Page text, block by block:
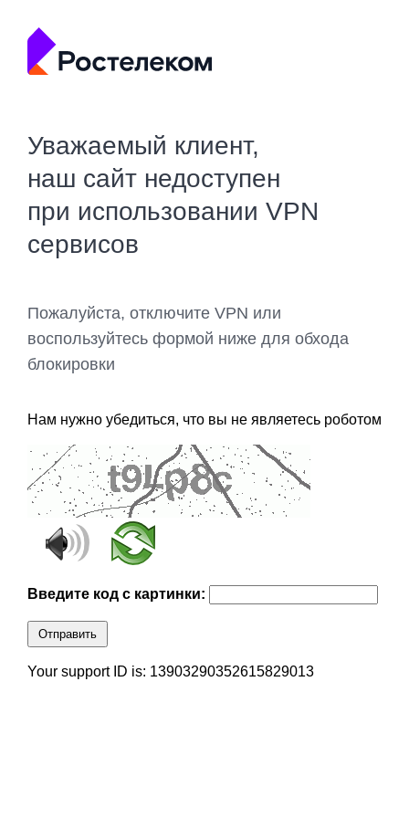
Уважаемый клиент,
наш сайт недоступен
при использовании VPN
сервисов
Пожалуйста, отключите VPN или
воспользуйтесь формой ниже для обхода
блокировки
Нам нужно убедиться, что вы не являетесь роботом
Введите код с картинки:
Отправить
Your support ID is: 13903290352615829013